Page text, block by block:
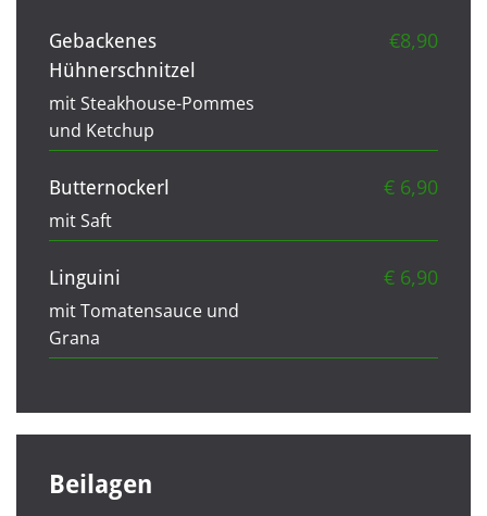
Gebackenes
Hühnerschnitzel
€8,90
mit Steakhouse-Pommes
und Ketchup
Butternockerl € 6,90
mit Saft
Linguini € 6,90
mit Tomatensauce und
Grana
Beilagen